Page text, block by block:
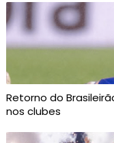
Retorno do
nos clubes